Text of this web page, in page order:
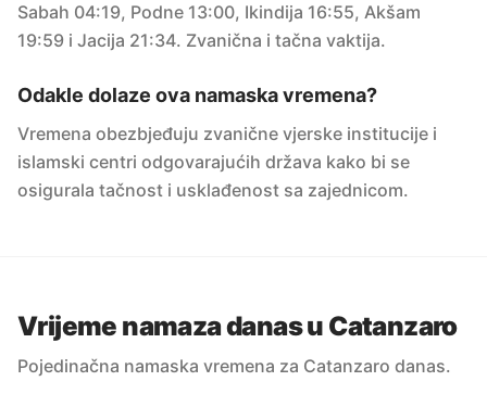
Sabah 04:19, Podne 13:00, Ikindija 16:55, Akšam
19:59 i Jacija 21:34. Zvanična i tačna vaktija.
Odakle dolaze ova namaska vremena?
Vremena obezbjeđuju zvanične vjerske institucije i
islamski centri odgovarajućih država kako bi se
osigurala tačnost i usklađenost sa zajednicom.
Vrijeme namaza danas u Catanzaro
Pojedinačna namaska vremena za Catanzaro danas.